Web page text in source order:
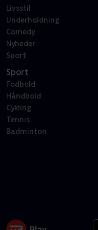
Livsstil
Underholdning
Comedy
Nyheder
Sport
Sport
Fodbold
Håndbold
Cykling
Tennis
Badminton